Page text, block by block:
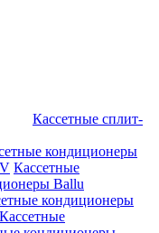
Кассетные сплит-
кондиционеры
Кассетные
Ballu
кондиционеры
Кассетные